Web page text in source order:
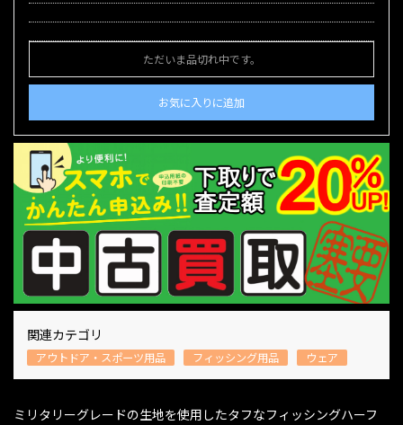
ただいま品切れ中です。
お気に入りに追加
関連カテゴリ
アウトドア・スポーツ用品 フィッシング用品 ウェア
ミリタリーグレードの生地を使用したタフなフィッシングハーフ